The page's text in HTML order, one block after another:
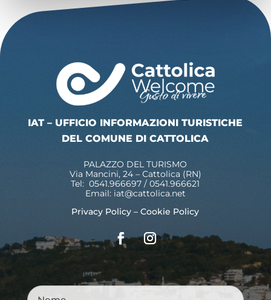
IAT – UFFICIO INFORMAZIONI TURISTICHE
DEL COMUNE DI CATTOLICA
PALAZZO DEL TURISMO
Via Mancini, 24 – Cattolica (RN)
Tel: 0541.966697 / 0541.966621
Email: iat@cattolica.net
Privacy Policy –Cookie Policy
Nome